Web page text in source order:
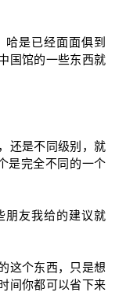
是已经面面俱到
国馆的一些东西就
还是不同级别，就
是完全不同的一个
朋友我给的建议就
这个东西，只是想
间你都可以省下来